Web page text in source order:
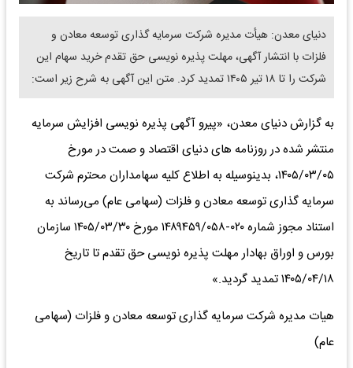
دنیای معدن: هیأت مدیره شرکت سرمایه گذاری توسعه معادن و
فلزات با انتشار آگهی، مهلت پذیره نویسی حق تقدم خرید سهام این
شرکت را تا ۱۸ تیر ۱۴۰۵ تمدید کرد. متن این آگهی به شرح زیر است:
به گزارش دنیای معدن، «پیرو آگهی پذیره نویسی افزایش سرمایه
منتشر شده در روزنامه های دنیای اقتصاد و صمت در مورخ
۱۴۰۵/۰۳/۰۵، بدینوسیله به اطلاع کلیه سهامداران محترم شرکت
سرمایه گذاری توسعه معادن و فلزات (سهامی عام) می‌رساند به
استناد مجوز شماره ۰۲۰-۱۴۸۹۴۵۹/۰۵۸ مورخ ۱۴۰۵/۰۳/۳۰ سازمان
بورس و اوراق بهادار مهلت پذیره نویسی حق تقدم تا تاریخ
۱۴۰۵/۰۴/۱۸ تمدید گردید.»
هیات مدیره شرکت سرمایه گذاری توسعه معادن و فلزات (سهامی
عام)